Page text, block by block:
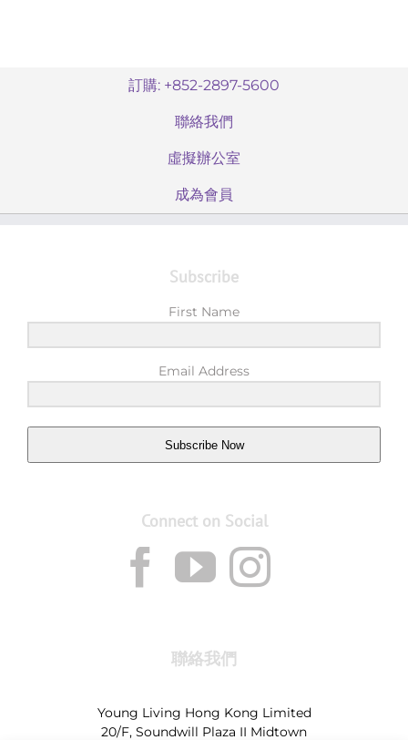
訂購: +852-2897-5600
聯絡我們
虛擬辦公室
成為會員
Subscribe
First Name
Email Address
Subscribe Now
Connect on Social
聯絡我們
Young Living Hong Kong Limited
20/F, Soundwill Plaza II Midtown